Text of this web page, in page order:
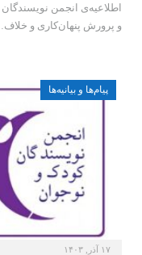
اطلاعیه‌ی انجمن
و پرورش پنهان‌کاری و خلاف…
پیام‌ها و بیانیه‌ها
۱۷ آذر, ۱۴۰۳